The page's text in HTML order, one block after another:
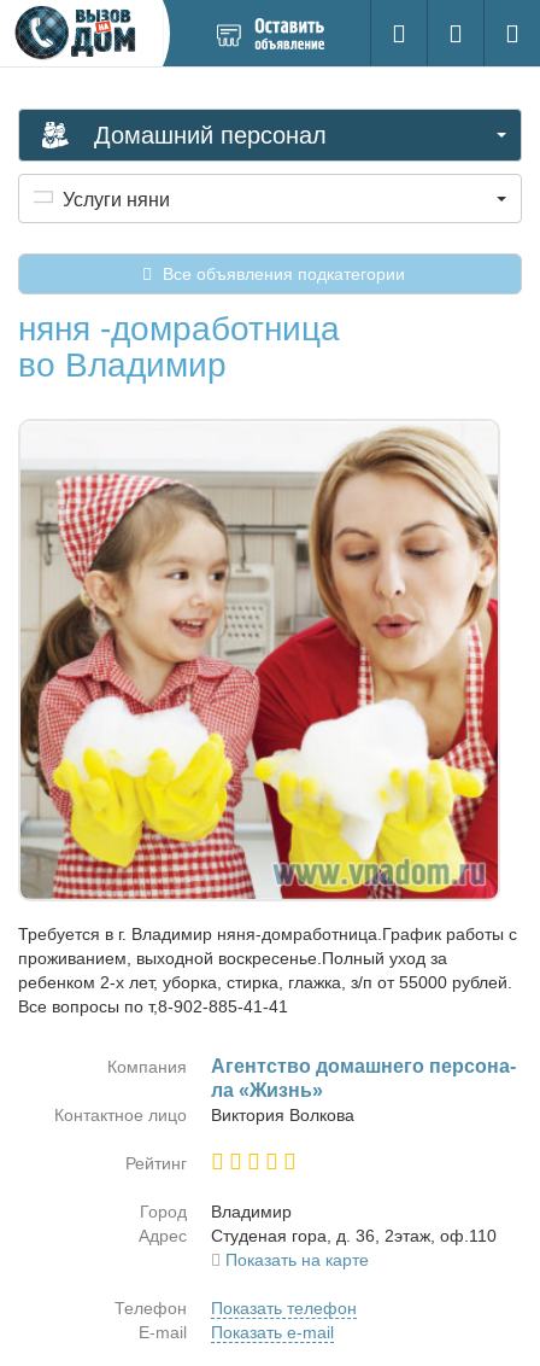
новое
Поиск
Вход на
Домашний персонал
Услуги няни
Все объявления подкатегории
няня -домработница
во Владимир
Требуется в г. Владимир няня-домработница.График работы с
проживанием, выходной воскресенье.Полный уход за
ребенком 2-х лет, уборка, стирка, глажка, з/п от 55000 рублей.
Все вопросы по т,8-902-885-41-41
Компания
Агент­ство до­маш­не­го пер­со­на­
ла «Жизнь»
Контактное лицо Вик­то­рия Вол­ко­ва
Рейтинг
Город
Вла­ди­мир
Адрес
Сту­де­ная го­ра, д. 36, 2этаж, оф.110
Показать на карте
Телефон
Показать телефон
E-mail
Показать e-mail